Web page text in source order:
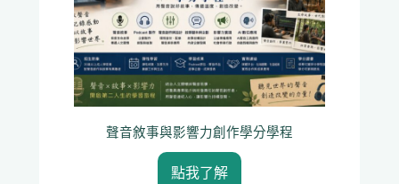
聲音敘事與影響力創作學分學程
點我了解